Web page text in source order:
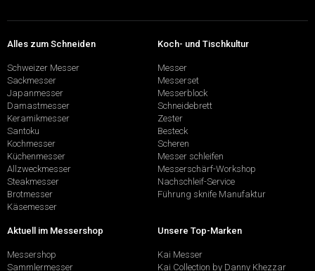
Alles zum Schneiden
Schweizer Messer
Sackmesser
Japanmesser
Damastmesser
Keramikmesser
Santoku
Kochmesser
Küchenmesser
Allzweckmesser
Steakmesser
Brotmesser
Käsemesser
Koch- und Tischkultur
Messer
Messerset
Messerblock
Schneidebrett
Zester
Besteck
Scheren
Messer schleifen
Messerschärf-Workshop
Nachschleif-Service
Führung sknife Manufaktur
Aktuell im Messershop
Messershop
Sammlermesser
Unsere Top-Marken
Kai Messer
Kai Collection by Danny Khezzar